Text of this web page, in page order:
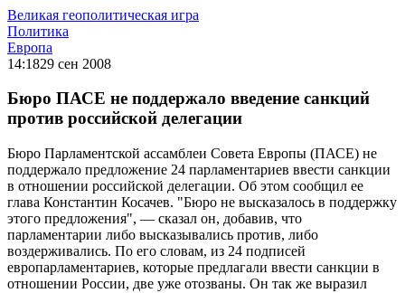
Великая геополитическая игра
Политика
Европа
14:1829 сен 2008
Бюро ПАСЕ не поддержало введение санкций
против российской делегации
Бюро Парламентской ассамблеи Совета Европы (ПАСЕ) не
поддержало предложение 24 парламентариев ввести санкции
в отношении российской делегации. Об этом сообщил ее
глава Константин Косачев. "Бюро не высказалось в поддержку
этого предложения", — сказал он, добавив, что
парламентарии либо высказывались против, либо
воздерживались. По его словам, из 24 подписей
европарламентариев, которые предлагали ввести санкции в
отношении России, две уже отозваны. Он так же выразил